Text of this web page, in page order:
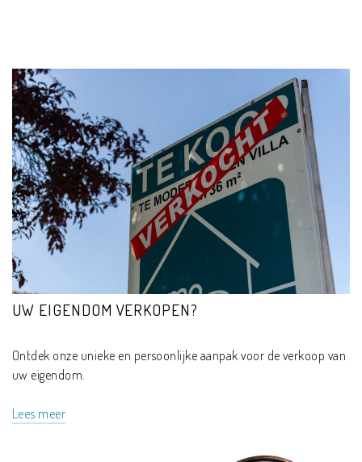
UW EIGENDOM VERKOPEN?
Ontdek onze unieke en persoonlijke aanpak voor de verkoop van
uw eigendom.
Lees meer